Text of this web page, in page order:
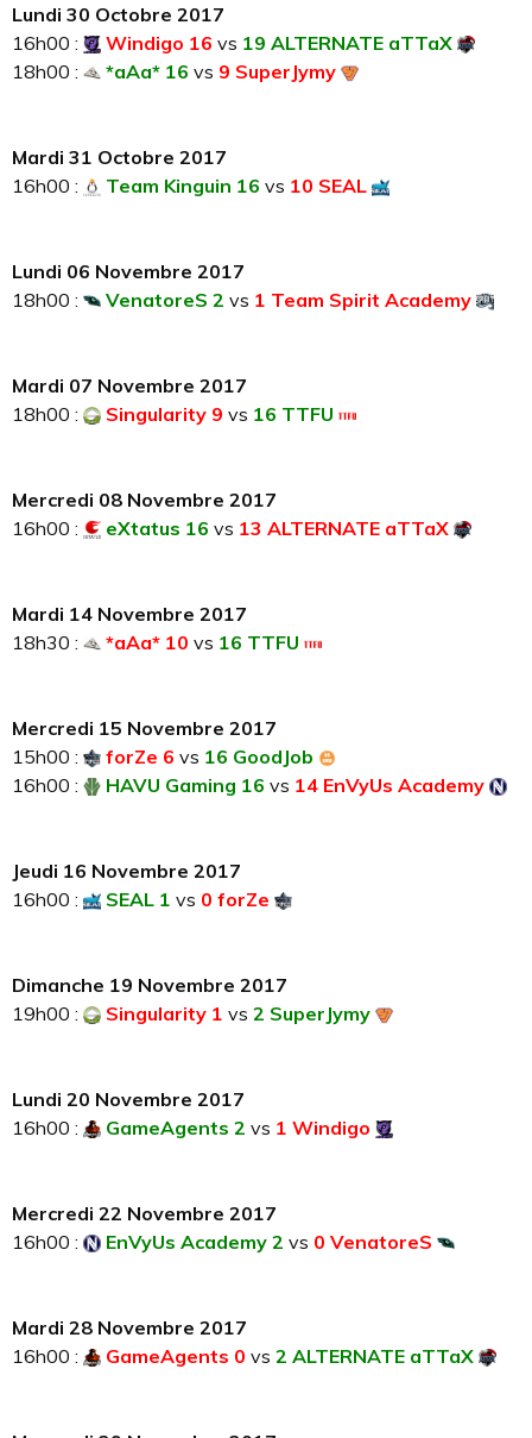
Lundi 30 Octobre 2017
16h00 :
Windigo 16 vs 19 ALTERNATE aTTaX
18h00 :
*aAa* 16 vs 9 SuperJymy
Mardi 31 Octobre 2017
16h00 :
Team Kinguin 16 vs 10 SEAL
Lundi 06 Novembre 2017
18h00 :
VenatoreS 2 vs 1 Team Spirit Academy
Mardi 07 Novembre 2017
18h00 :
Singularity 9 vs 16 TTFU
Mercredi 08 Novembre 2017
16h00 :
eXtatus 16 vs 13 ALTERNATE aTTaX
Mardi 14 Novembre 2017
18h30 :
*aAa* 10 vs 16 TTFU
Mercredi 15 Novembre 2017
15h00 :
forZe 6 vs 16 GoodJob
16h00 :
HAVU Gaming 16 vs 14 EnVyUs Academy
Jeudi 16 Novembre 2017
16h00 :
SEAL 1 vs 0 forZe
Dimanche 19 Novembre 2017
19h00 :
Singularity 1 vs 2 SuperJymy
Lundi 20 Novembre 2017
16h00 :
GameAgents 2 vs 1 Windigo
Mercredi 22 Novembre 2017
16h00 :
EnVyUs Academy 2 vs 0 VenatoreS
Mardi 28 Novembre 2017
16h00 :
GameAgents 0 vs 2 ALTERNATE aTTaX